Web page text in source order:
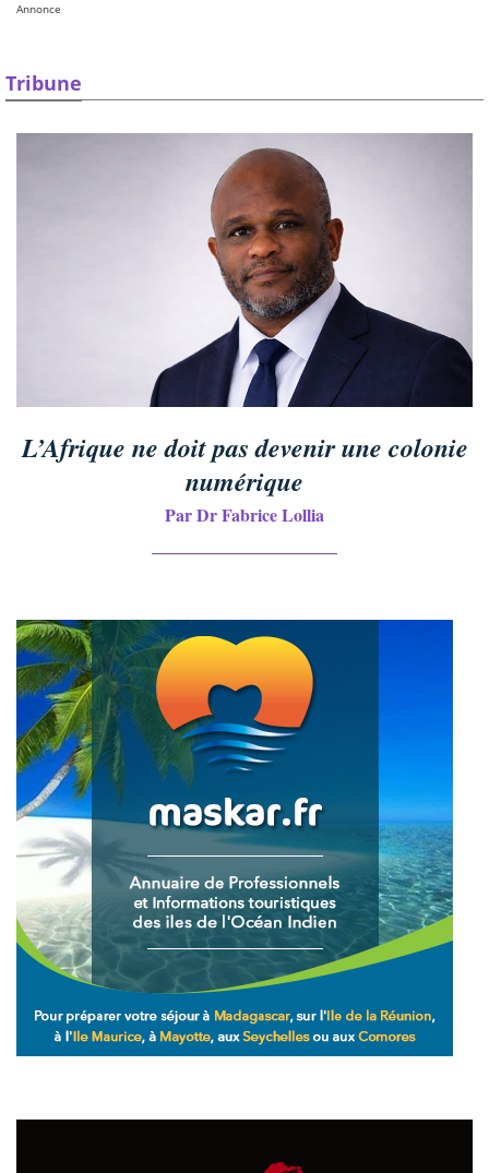
Annonce
Tribune
L’Afrique ne doit pas devenir une colonie
numérique
Par Dr Fabrice Lollia